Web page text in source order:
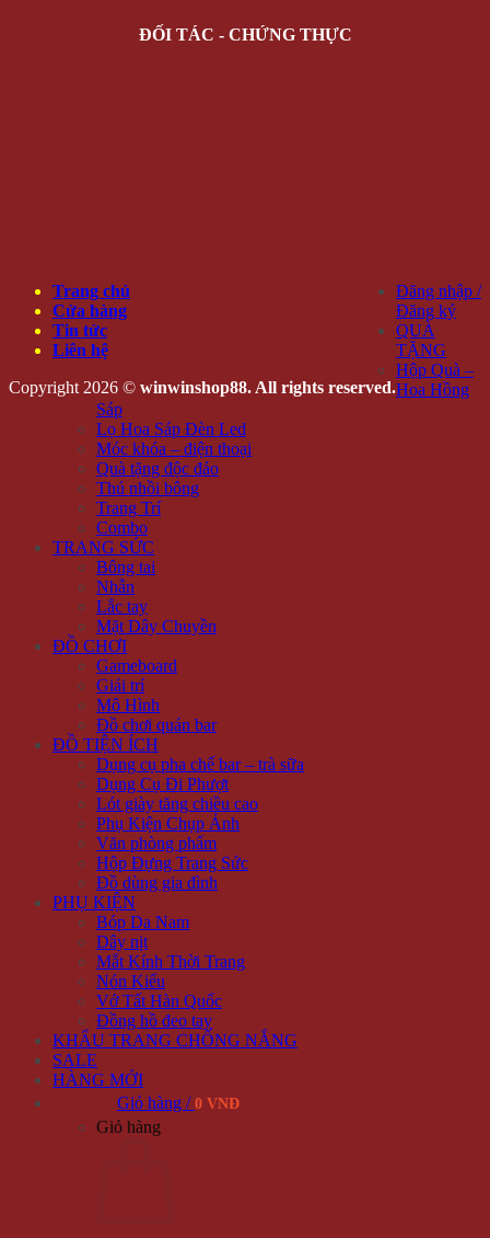
ĐỐI TÁC - CHỨNG THỰC
Trang chủ
Cửa hàng
Tin tức
Liên hệ
Copyright 2026 © winwinshop88. All rights reserved.
Đăng nhập /
Đăng ký
QUÀ
TẶNG
Hộp Quà –
Hoa Hồng
Sáp
Lọ Hoa Sáp Đèn Led
Móc khóa – điện thoại
Quà tặng độc đáo
Thú nhồi bông
Trang Trí
Combo
TRANG SỨC
Bông tai
Nhẫn
Lắc tay
Mặt Dây Chuyền
ĐỒ CHƠI
Gameboard
Giải trí
Mô Hình
Đồ chơi quán bar
ĐỒ TIỆN ÍCH
Dụng cụ pha chế bar – trà sữa
Dụng Cụ Đi Phượt
Lót giày tăng chiều cao
Phụ Kiện Chụp Ảnh
Văn phòng phẩm
Hộp Đựng Trang Sức
Đồ dùng gia đình
PHỤ KIỆN
Bóp Da Nam
Dây nịt
Mắt Kính Thời Trang
Nón Kiểu
Vớ Tất Hàn Quốc
Đồng hồ đeo tay
KHẨU TRANG CHỐNG NẮNG
SALE
HÀNG MỚI
Giỏ hàng / 0 VNĐ
Giỏ hàng